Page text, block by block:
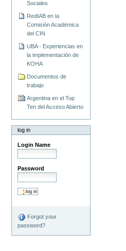
Sociales
RedIAB en la
Comisión Académica
del CIN
UBA - Experiencias en
la implementación de
KOHA
Documentos de
trabajo
Argentina en el Top
Ten del Acceso Abierto
log in
Login Name
Password
Forgot your
password?